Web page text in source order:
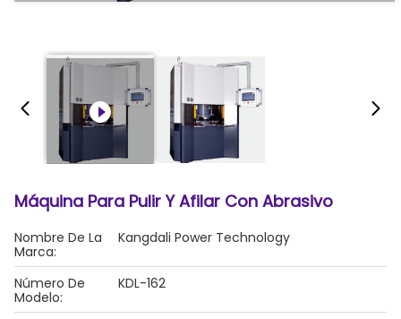
Máquina Para Pulir Y Afilar Con Abrasivo
Nombre De La
Marca:
Kangdali Power Technology
Número De
Modelo:
KDL-162